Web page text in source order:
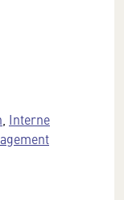
Interne